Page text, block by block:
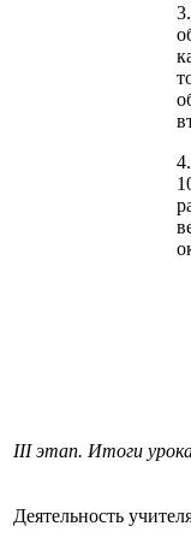
III этап. Итоги
Деятельность